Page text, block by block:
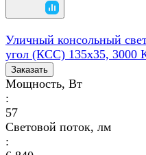
Уличный консольный
угол (КСС) 135х35, 3000
Заказать
Мощность, Вт
:
57
Световой поток, лм
: